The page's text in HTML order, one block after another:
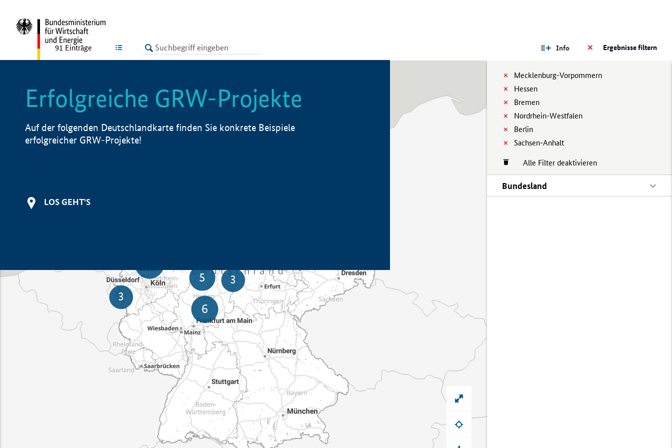
LISTE Ergebnisse filtern
Info
Mecklenburg-Vorpommern
Hessen
Bremen
Nordrhein-Westfalen
Berlin
Sachsen-Anhalt
Alle Filter deaktivieren
Bundesland
91 Einträge
Erfolgreiche GRW-Projekte
Auf der folgenden Deutschlandkarte finden Sie konkrete Beispiele
erfolgreicher GRW-Projekte!
LOS GEHT'S